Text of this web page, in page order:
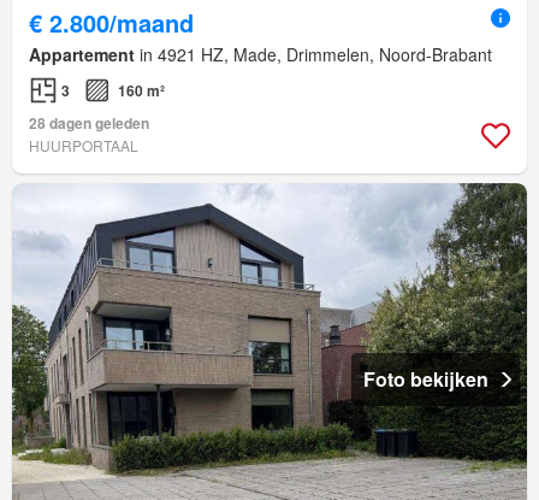
€ 2.800/maand
Appartement in 4921 HZ, Made, Drimmelen, Noord-Brabant
3
160 m²
28 dagen geleden
HUURPORTAAL
Foto bekijken